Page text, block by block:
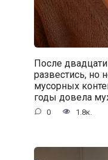
После
развестись, но
мусорных
годы довела
0 1.8к.